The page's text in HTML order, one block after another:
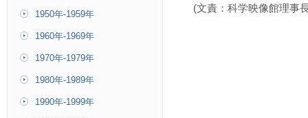
(文責：科学映像館理事
1950年-1959年
1960年-1969年
1970年-1979年
1980年-1989年
1990年-1999年